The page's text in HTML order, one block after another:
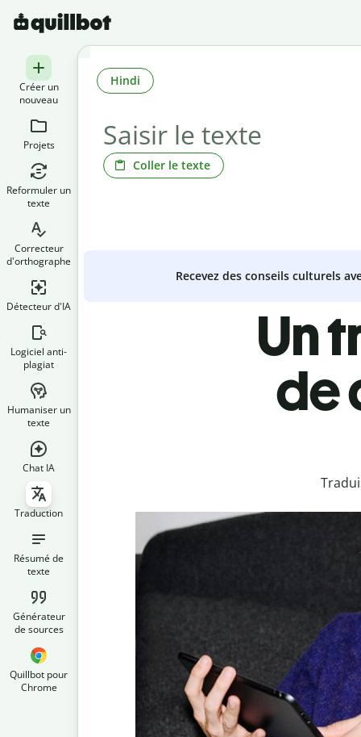
Créer un
nouveau
Projets
Reformuler un
texte
Correcteur
d'orthographe
Détecteur d'IA
Logiciel anti-
plagiat
Humaniser un
texte
Chat IA
Traduction
Résumé de
texte
Générateur
de sources
Quillbot pour
Chrome
Coller le texte
Hindi
Recevez des conseils culturels
Un
de